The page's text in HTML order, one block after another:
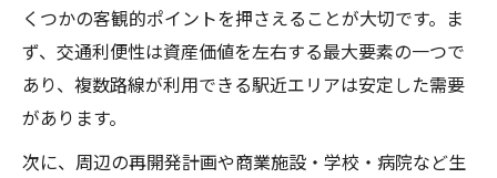
くつかの客観的ポイントを押さえることが大切です。ま
ず、交通利便性は資産価値を左右する最大要素の一つで
あり、複数路線が利用できる駅近エリアは安定した需要
があります。
次に、周辺の再開発計画や商業施設・学校・病院など生